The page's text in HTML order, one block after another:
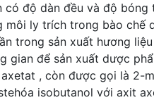
có độ dàn đều và độ bóng
môi ly trích trong bào chế
trong sản xuất hương liệu
gian để sản xuất dược
, còn được gọi là 2-
isobutanol với axit